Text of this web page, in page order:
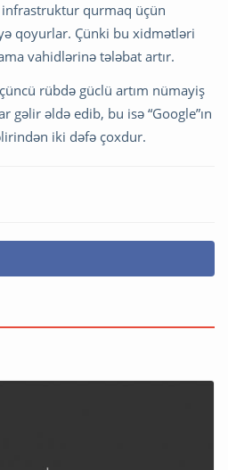
qurmaq üçün
qoyurlar. Çünki bu xidmətləri
vahidlərinə tələbat artır.
rübdə güclü artım nümayiş
əldə edib, bu isə “Google”ın
iki dəfə çoxdur.